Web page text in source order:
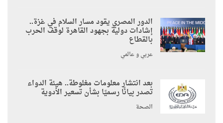
الدور المصري يقود مسار السلام في غزة..
إشادات دولية بجهود القاهرة لوقف الحرب
بالقطاع
عربي و عالمي
بعد انتشار معلومات مغلوطة.. هيئة الدواء
تصدر بيانًا رسميًا بشأن تسعير الأدوية
الصحة